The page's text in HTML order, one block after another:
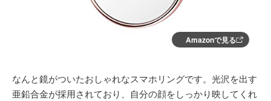
Amazonで見る
なんと鏡がついたおしゃれなスマホリングです。光沢を出す
亜鉛合金が採用されており、自分の顔をしっかり映してくれ